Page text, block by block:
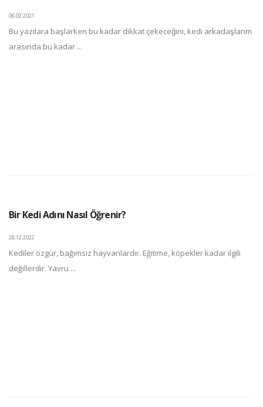
06.02.2021
Bu yazılara başlarken bu kadar dikkat çekeceğini, kedi arkadaşlarım
arasında bu kadar ...
Bir Kedi Adını Nasıl Öğrenir?
28.12.2022
Kediler özgür, bağımsız hayvanlardır. Eğitime, köpekler kadar ilgili
değillerdir. Yavru ...